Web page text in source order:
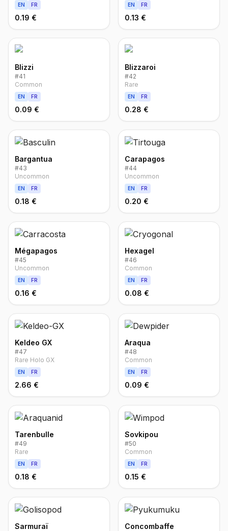
EN FR
0.19 €
EN FR
0.13 €
Blizzi
#41
Common
EN FR
0.09 €
Blizzaroi
#42
Rare
EN FR
0.28 €
Bargantua
#43
Uncommon
EN FR
0.18 €
Carapagos
#44
Uncommon
EN FR
0.20 €
Mégapagos
#45
Uncommon
EN FR
0.16 €
Hexagel
#46
Common
EN FR
0.08 €
Keldeo GX
#47
Rare Holo GX
EN FR
2.66 €
Araqua
#48
Common
EN FR
0.09 €
Tarenbulle
#49
Rare
EN FR
0.18 €
Sovkipou
#50
Common
EN FR
0.15 €
Sarmuraï Concombaffe